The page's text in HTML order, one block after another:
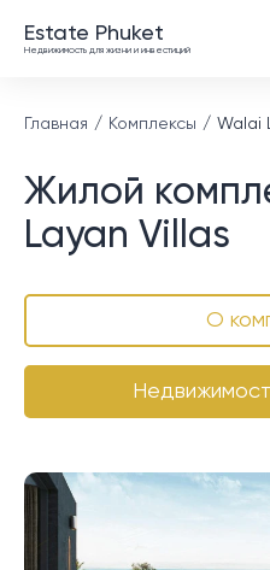
Estate Phuket
Недвижимость для жизни и инвестиций
Главная Комплексы Walai
Жилой
Layan Villas
О